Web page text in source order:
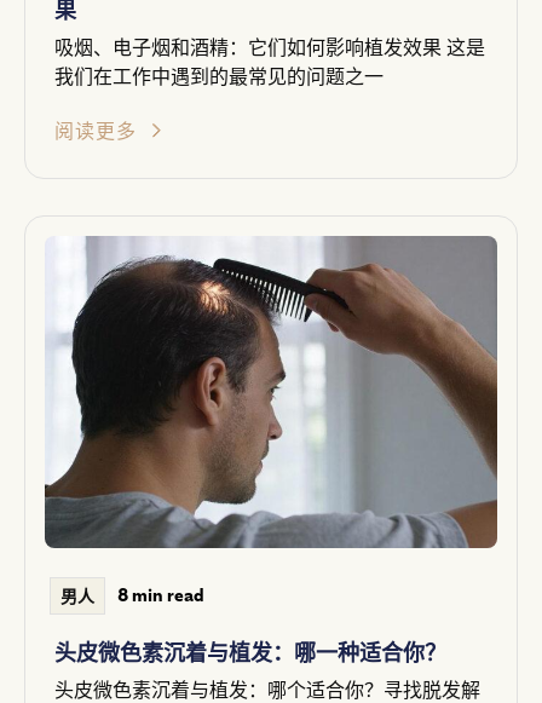
果
吸烟、电子烟和酒精：它们如何影响植发效果 这是
我们在工作中遇到的最常见的问题之一
阅读更多
男人 8 min read
头皮微色素沉着与植发：哪一种适合你？
头皮微色素沉着与植发：哪个适合你？寻找脱发解